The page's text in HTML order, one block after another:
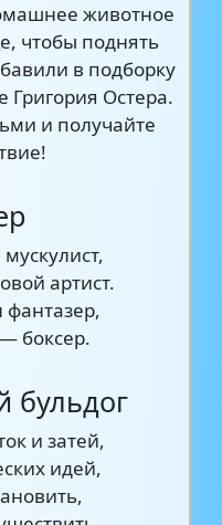
животное
чтобы поднять
в подборку
Григория Остера.
и получайте
артист.
боксер.
бульдог
и затей,
идей,